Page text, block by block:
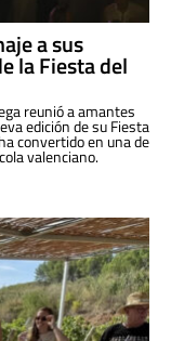
a sus
la Fiesta del
reunió a amantes
edición de su Fiesta
convertido en una de
valenciano.